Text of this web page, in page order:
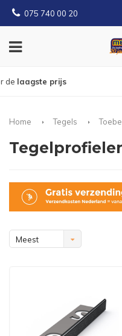
075 740 00 20
Home Tegels
Meest